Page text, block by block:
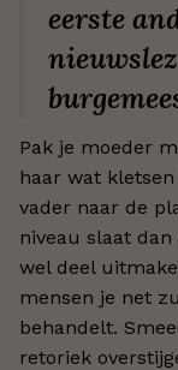
eerste
Pak je moeder
haar wat
vader naar de
niveau slaat
wel deel
mensen je net
behandelt.
retoriek